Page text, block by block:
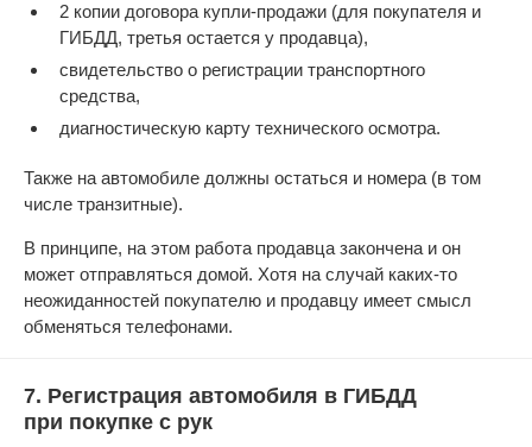
2 копии договора купли-продажи (для покупателя и
ГИБДД, третья остается у продавца),
свидетельство о регистрации транспортного
средства,
диагностическую карту технического осмотра.
Также на автомобиле должны остаться и номера (в том
числе транзитные).
В принципе, на этом работа продавца закончена и он
может отправляться домой. Хотя на случай каких-то
неожиданностей покупателю и продавцу имеет смысл
обменяться телефонами.
7. Регистрация автомобиля в ГИБДД
при покупке с рук